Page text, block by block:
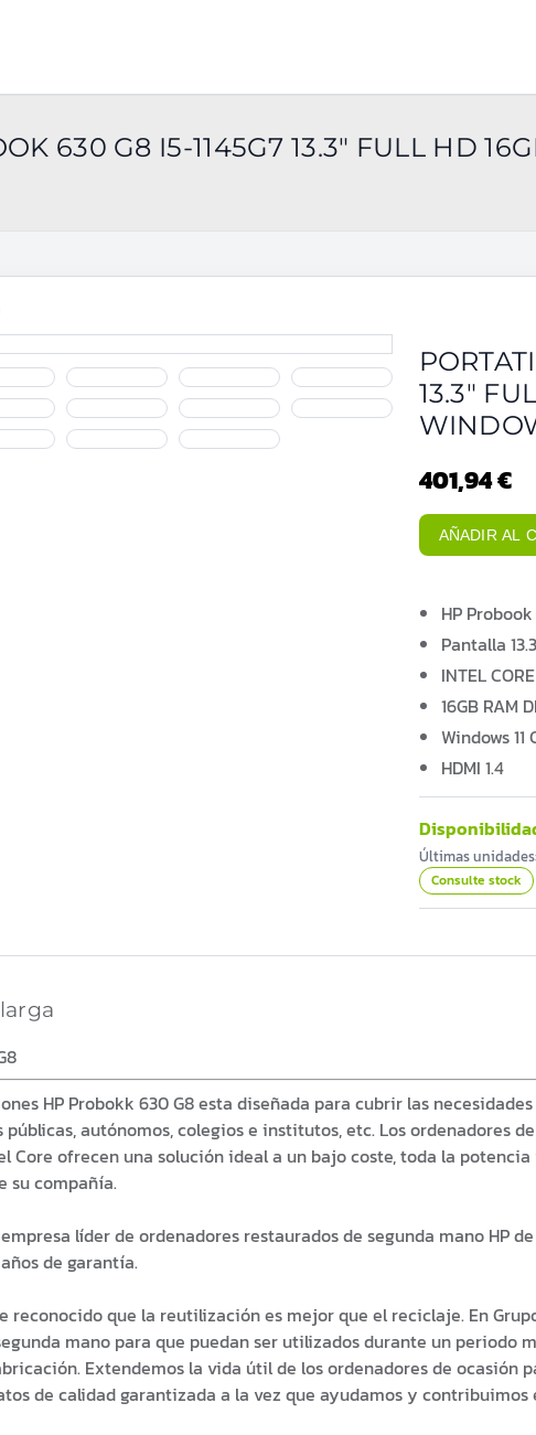
630 G8 I5-1145G7 13.3" FULL HD
13.3"
401,94 €
AÑADIR AL
HP
Pantalla
INTEL
16GB RAM
Windows 11
HDMI 1.4
Últimas
Consulte stock
HP Probokk 630 G8 esta diseñada para cubrir las
autónomos, colegios e institutos, etc. Los ordenadores
Core ofrecen una solución ideal a un bajo coste, toda la
su compañía.
líder de ordenadores restaurados de segunda mano HP
de garantía.
reconocido que la reutilización es mejor que el reciclaje. En
mano para que puedan ser utilizados durante un periodo
Extendemos la vida útil de los ordenadores de ocasión
de calidad garantizada a la vez que ayudamos y